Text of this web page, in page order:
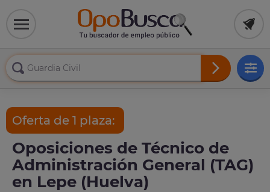
Oferta de 1 plaza:
Oposiciones de Técnico de
Administración General (TAG)
en Lepe (Huelva)